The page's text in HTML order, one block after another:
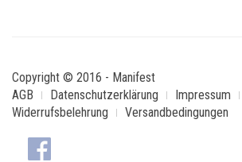
Copyright © 2016 - Manifest
AGB
Datenschutzerklärung Impressum
Widerrufsbelehrung
Versandbedingungen